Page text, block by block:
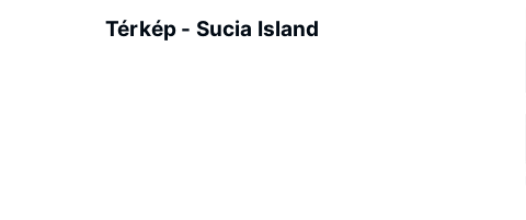
Térkép - Sucia Island